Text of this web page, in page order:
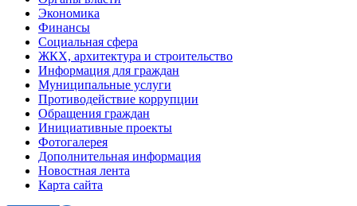
Экономика
Финансы
Социальная сфера
ЖКХ, архитектура и строительство
Информация для граждан
Муниципальные услуги
Противодействие коррупции
Обращения граждан
Инициативные проекты
Фотогалерея
Дополнительная информация
Новостная лента
Карта сайта